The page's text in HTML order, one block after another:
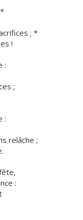
; *
!
:
;
:
relâche ;
: